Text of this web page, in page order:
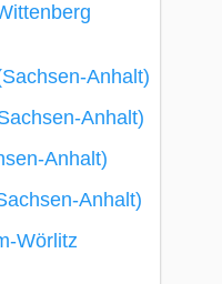
Anhalt)
Anhalt)
Anhalt)
Anhalt)
Wörlitz